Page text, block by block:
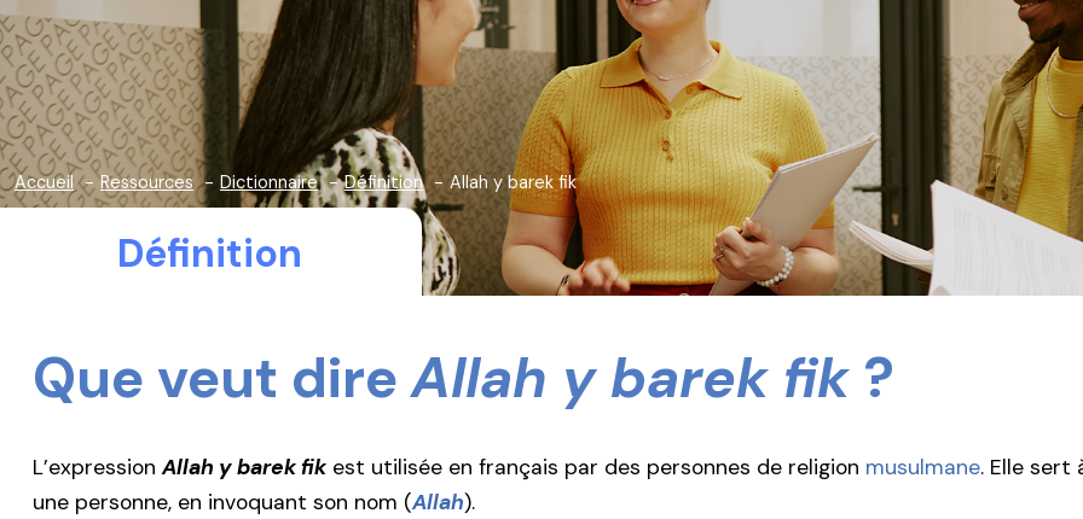
Accueil Ressources Dictionnaire Définition Allah y barek fik
Définition
Que veut direAllah y barek fik ?
L’expressionAllah y barek fik est utilisée en français par des personnes de religion musulmane. Elle sert
une personne, en invoquant son nom (Allah).